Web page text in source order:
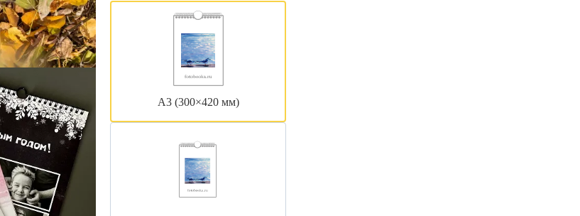
А3 (300×420 мм)